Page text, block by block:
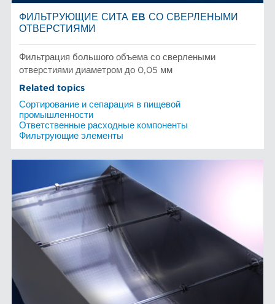
ФИЛЬТРУЮЩИЕ СИТА EB СО СВЕРЛЕНЫМИ
ОТВЕРСТИЯМИ
Фильтрация большого объема со сверлеными
отверстиями диаметром до 0,05 мм
Related topics
Сортирование и сепарация в пищевой
промышленности
Ответственные расходные компоненты
Фильтрующие элементы